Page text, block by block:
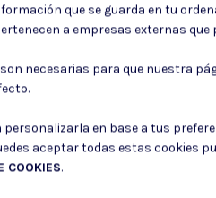
momento. Para ello, consulte
mis datos personales para recibir
que se guarda en tu
a empresas externas
necesarias para que nuestra
en base a tus
aceptar todas estas cookies
COOKIES.